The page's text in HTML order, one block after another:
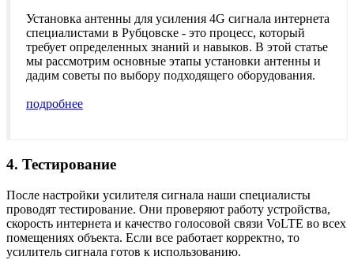
Установка антенны для усиления 4G сигнала интернета
специалистами в Рубцовске - это процесс, который
требует определенных знаний и навыков. В этой статье
мы рассмотрим основные этапы установки антенны и
дадим советы по выбору подходящего оборудования.
подробнее
4. Тестирование
После настройки усилителя сигнала наши специалисты
проводят тестирование. Они проверяют работу устройства,
скорость интернета и качество голосовой связи VoLTE во всех
помещениях объекта. Если все работает корректно, то
усилитель сигнала готов к использованию.